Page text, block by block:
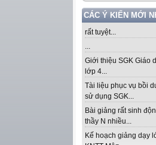
CÁC Ý KIẾN MỚI
rất tuyệt...
...
Giới thiệu SGK Giáo
lớp 4...
Tài liệu phục vụ bồi
sử dụng SGK...
Bài giảng rất sinh
thầy N nhiều...
Kế hoạch giảng dạy